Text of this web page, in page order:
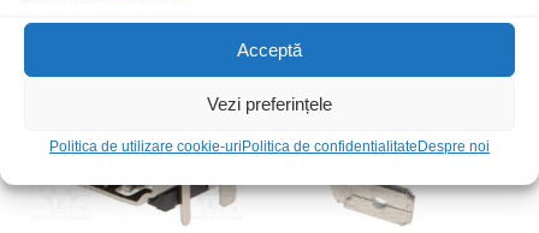
Acceptă
Vezi preferințele
Politica de utilizare cookie-uri Politica de confidentialitate Despre noi
Stoc epuizat